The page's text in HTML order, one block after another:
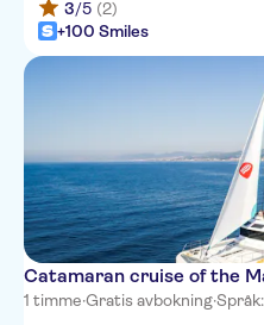
3/5 (2)
+100 Smiles
Catamaran cruise of the
1 timme·Gratis avbokning·